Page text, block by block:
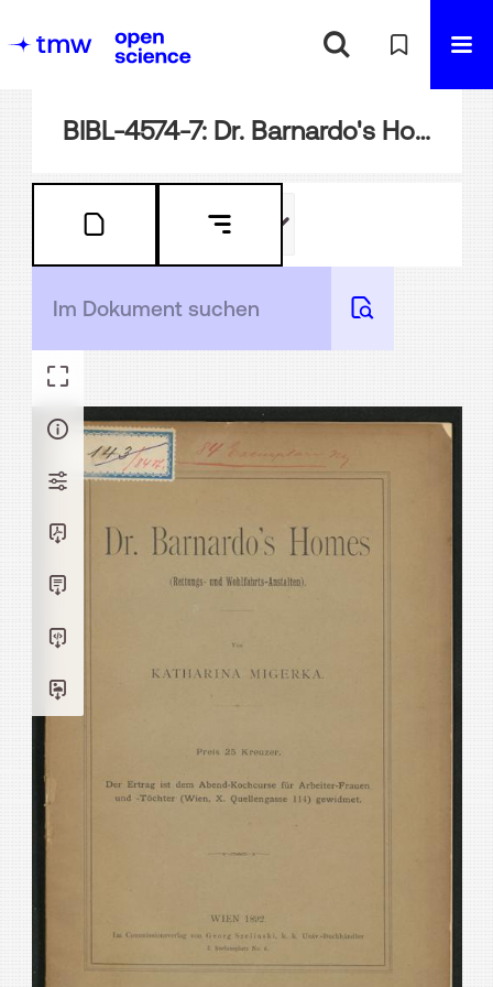
BIBL-4574-7: Dr. Barnardo's Homes : (Rettungs- und Wohlfahrts-Anstalten)